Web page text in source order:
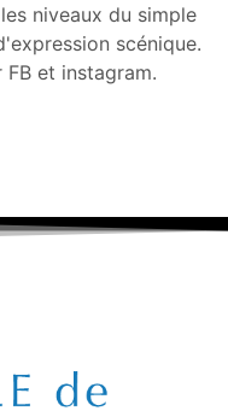
niveaux du simple
scénique.
et instagram.